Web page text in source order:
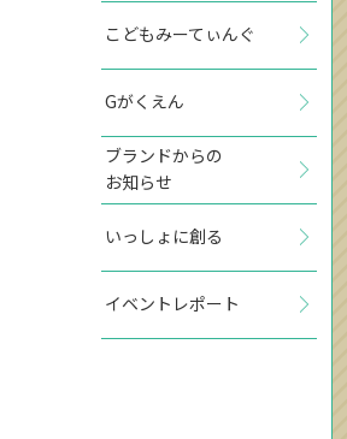
こどもみーてぃんぐ
Gがくえん
ブランドからの
お知らせ
いっしょに創る
イベントレポート